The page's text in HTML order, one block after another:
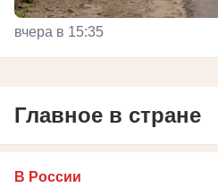
вчера в 15:35
Главное в стране
В России